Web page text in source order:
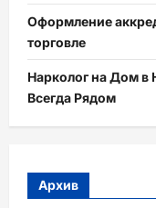
Оформление
торговле
Нарколог на Дом в
Всегда Рядом
Архив